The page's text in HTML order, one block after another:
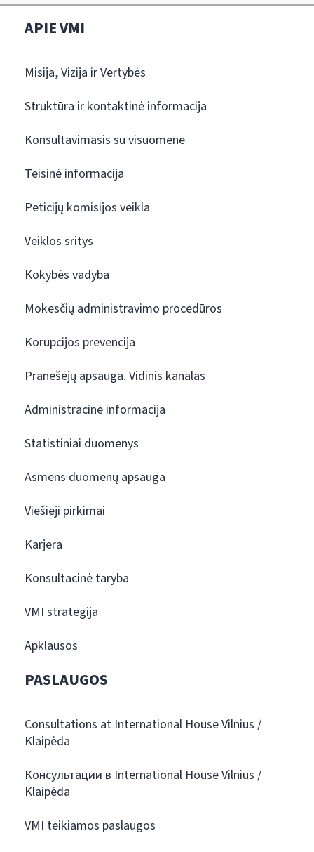
APIE VMI
Misija, Vizija ir Vertybės
Struktūra ir kontaktinė informacija
Konsultavimasis su visuomene
Teisinė informacija
Peticijų komisijos veikla
Veiklos sritys
Kokybės vadyba
Mokesčių administravimo procedūros
Korupcijos prevencija
Pranešėjų apsauga. Vidinis kanalas
Administracinė informacija
Statistiniai duomenys
Asmens duomenų apsauga
Viešieji pirkimai
Karjera
Konsultacinė taryba
VMI strategija
Apklausos
PASLAUGOS
Consultations at International House Vilnius /
Klaipėda
Консультации в International House Vilnius /
Klaipėda
VMI teikiamos paslaugos